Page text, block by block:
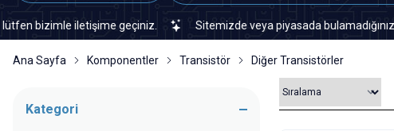
iletişime geçiniz. Sitemizde veya piyasada bulamadığınız her
Ana Sayfa Komponentler Transistör Diğer Transistörler
Kategori